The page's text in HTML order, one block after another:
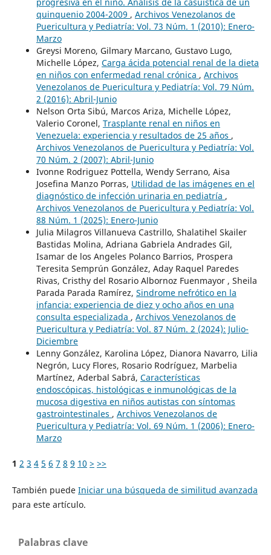
quinquenio 2004-2009 , Archivos Venezolanos de
Puericultura y Pediatría: Vol. 73 Núm. 1 (2010): Enero-
Marzo
Greysi Moreno, Gilmary Marcano, Gustavo Lugo,
Michelle López, Carga ácida potencial renal de la dieta
en niños con enfermedad renal crónica , Archivos
Venezolanos de Puericultura y Pediatría: Vol. 79 Núm.
2 (2016): Abril-Junio
Nelson Orta Sibú, Marcos Ariza, Michelle López,
Valerio Coronel, Trasplante renal en niños en
Venezuela: experiencia y resultados de 25 años ,
Archivos Venezolanos de Puericultura y Pediatría: Vol.
70 Núm. 2 (2007): Abril-Junio
Ivonne Rodriguez Pottella, Wendy Serrano, Aisa
Josefina Manzo Porras, Utilidad de las imágenes en el
diagnóstico de infección urinaria en pediatría ,
Archivos Venezolanos de Puericultura y Pediatría: Vol.
88 Núm. 1 (2025): Enero-Junio
Julia Milagros Villanueva Castrillo, Shalatihel Skailer
Bastidas Molina, Adriana Gabriela Andrades Gil,
Isamar de los Angeles Polanco Barrios, Prospera
Teresita Semprún González, Aday Raquel Paredes
Rivas, Cristhy del Rosario Albornoz Fuenmayor , Sheila
Parada Parada Ramírez, Sindrome nefrótico en la
infancia: experiencia de diez y ocho años en una
consulta especializada , Archivos Venezolanos de
Puericultura y Pediatría: Vol. 87 Núm. 2 (2024): Julio-
Diciembre
Lenny González, Karolina López, Dianora Navarro, Lilia
Negrón, Lucy Flores, Rosario Rodríguez, Marbelia
Martínez, Aderbal Sabrá, Características
endoscópicas, histológicas e inmunológicas de la
mucosa digestiva en niños autistas con síntomas
gastrointestinales , Archivos Venezolanos de
Puericultura y Pediatría: Vol. 69 Núm. 1 (2006): Enero-
Marzo
1 2 3 4 5 6 7 8 9 10 > >>
También puede Iniciar una búsqueda de similitud avanzada
para este artículo.
Palabras clave